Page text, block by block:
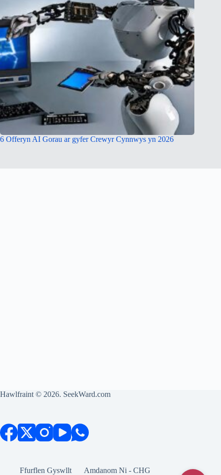
6 Offeryn AI Gorau ar gyfer Crewyr Cynnwys yn 2026
Hawlfraint © 2026. SeekWard.com
Ffurflen Gyswllt Amdanom Ni - CHG